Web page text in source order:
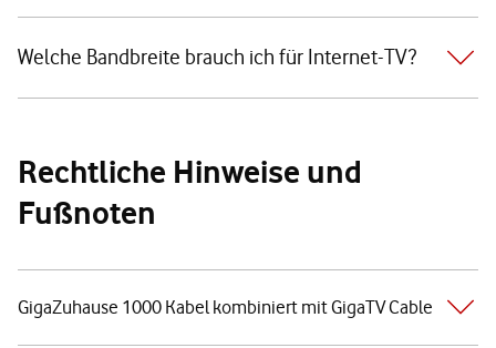
Welche Bandbreite brauch ich für Internet-TV?
Rechtliche Hinweise und
Fußnoten
GigaZuhause 1000 Kabel kombiniert mit GigaTV Cable